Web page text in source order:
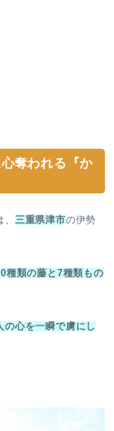
奪われる『か
、 三重県津市の伊勢
種類の藤と7種類もの
の心を一瞬で虜にし